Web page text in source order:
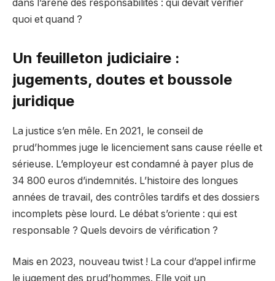
dans l’arène des responsabilités : qui devait vérifier
quoi et quand ?
Un feuilleton judiciaire :
jugements, doutes et boussole
juridique
La justice s’en mêle. En 2021, le conseil de
prud’hommes juge le licenciement sans cause réelle et
sérieuse. L’employeur est condamné à payer plus de
34 800 euros d’indemnités. L’histoire des longues
années de travail, des contrôles tardifs et des dossiers
incomplets pèse lourd. Le débat s’oriente : qui est
responsable ? Quels devoirs de vérification ?
Mais en 2023, nouveau twist ! La cour d’appel infirme
le jugement des prud’hommes. Elle voit un